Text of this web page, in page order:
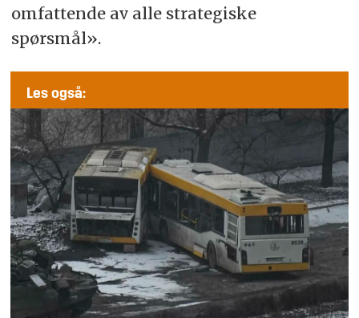
omfattende av alle strategiske
spørsmål».
Les også: